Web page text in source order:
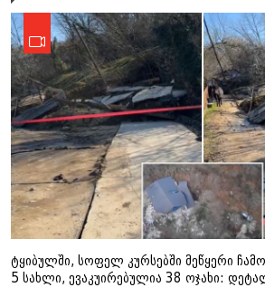
ტყიბულში, სოფელ კურსებში მეწყერი
5 სახლი, ევაკუირებულია 38 ოჯახი: